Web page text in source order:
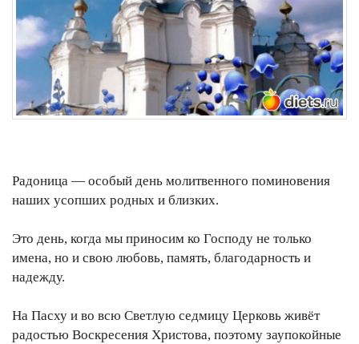
Радоница — особый день молитвенного поминовения
наших усопших родных и близких.
Это день, когда мы приносим ко Господу не только
имена, но и свою любовь, память, благодарность и
надежду.
На Пасху и во всю Светлую седмицу Церковь живёт
радостью Воскресения Христова, поэтому заупокойные